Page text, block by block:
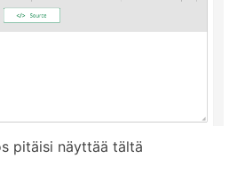
pitäisi näyttää tältä